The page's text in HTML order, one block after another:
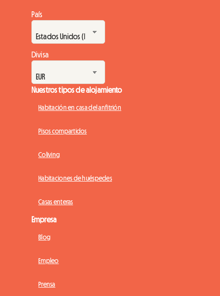
País
Divisa
Nuestros tipos de alojamiento
Habitación en casa del anfitrión
Pisos compartidos
Coliving
Habitaciones de huéspedes
Casas enteras
Empresa
Blog
Empleo
Prensa